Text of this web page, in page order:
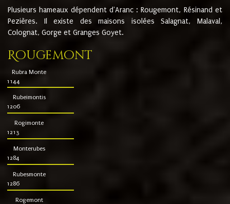
Plusieurs hameaux dépendent d'Aranc : Rougemont, Résinand et
Pezières. Il existe des maisons isolées Salagnat, Malaval,
Colognat, Gorge et Granges Goyet.
Rougemont
Rubra Monte
1144
Rubeimontis
1206
Rogimonte
1213
Monterubes
1284
Rubesmonte
1286
Rogemont